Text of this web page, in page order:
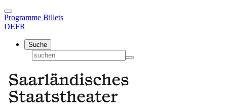
Programme Billets
DEFR
Suche